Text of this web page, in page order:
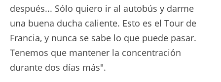
después... Sólo quiero ir al autobús y darme
una buena ducha caliente. Esto es el Tour de
Francia, y nunca se sabe lo que puede pasar.
Tenemos que mantener la concentración
durante dos días más".